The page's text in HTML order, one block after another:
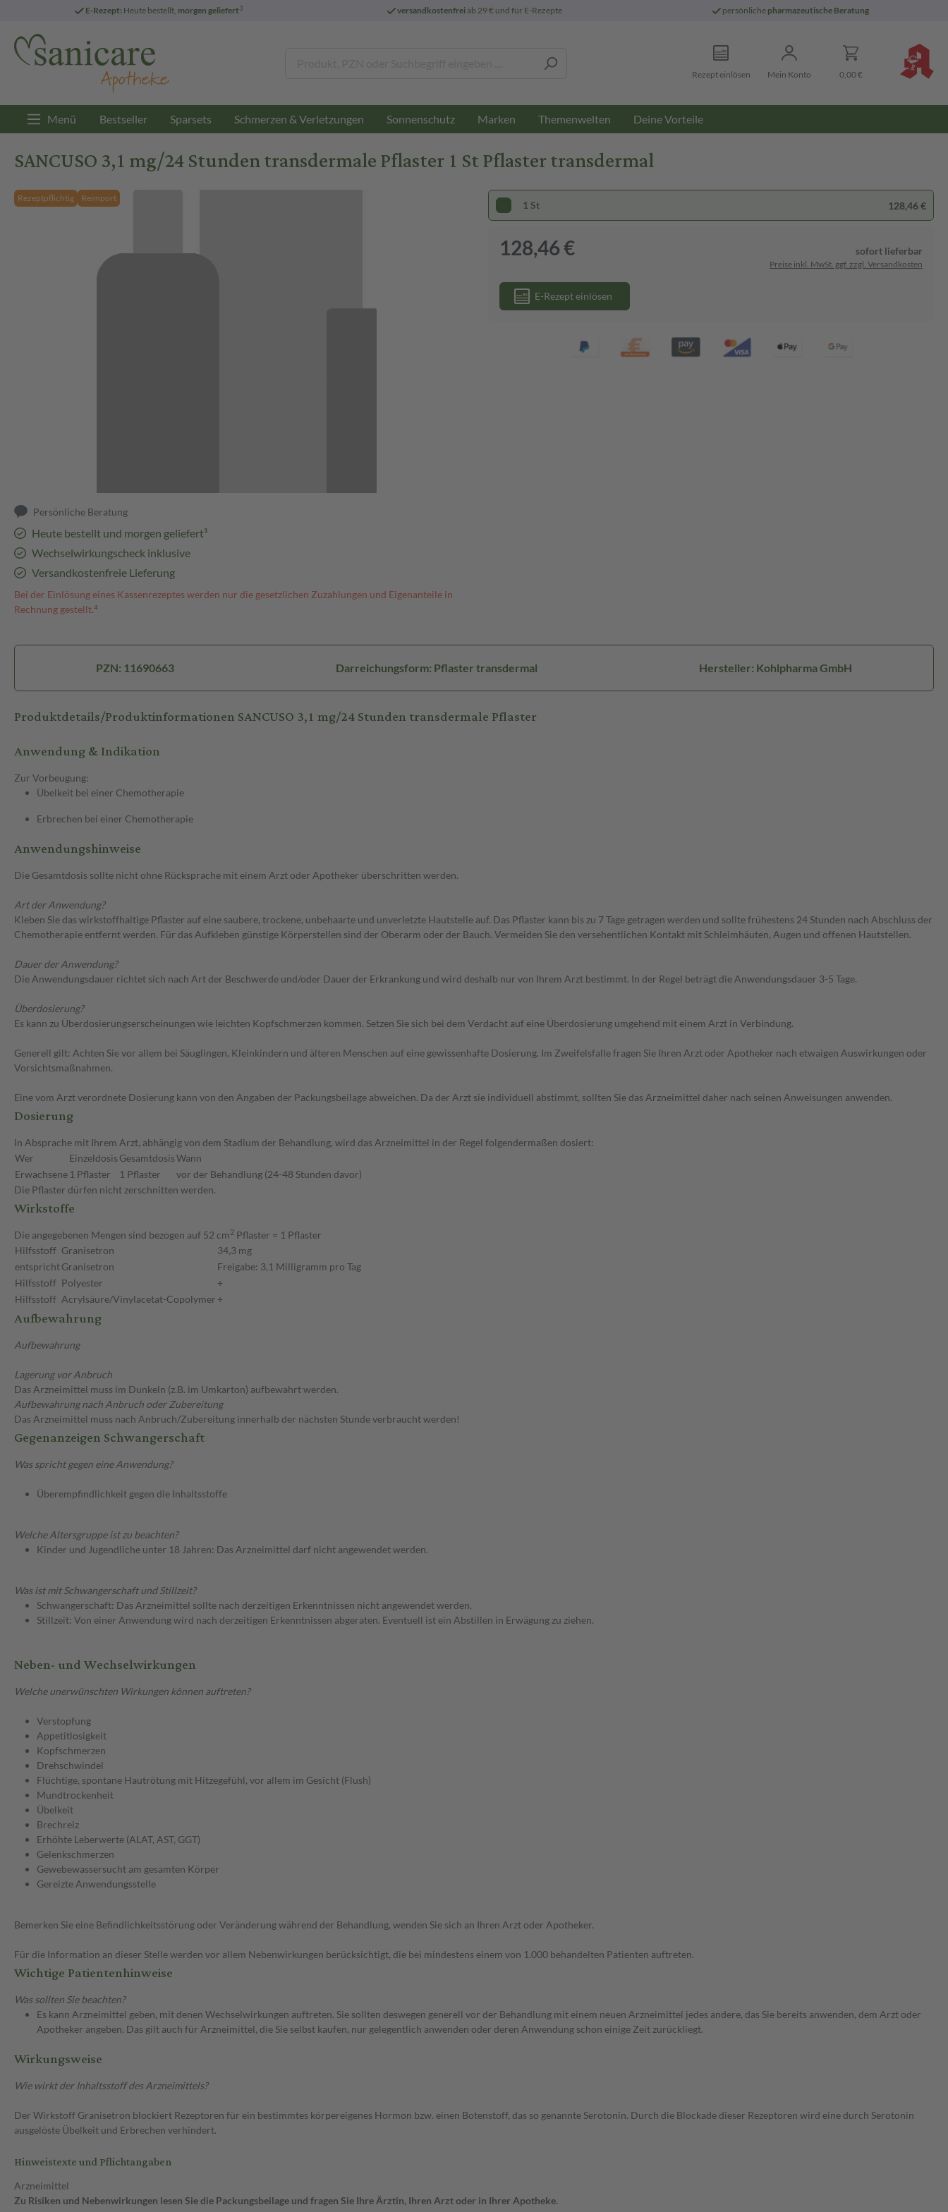
E-Rezept: Heute bestellt, morgen geliefert3 versandkostenfreiab 29 € und für E-Rezepte persönliche pharmazeutische Beratung
Rezept einlösen Mein Konto 0,00 €
Menü Bestseller Sparsets Schmerzen & Verletzungen Sonnenschutz Marken Themenwelten Deine Vorteile
SANCUSO 3,1 mg/24 Stunden transdermale Pflaster 1 St Pflaster transdermal
Rezeptpflichtig Reimport
Persönliche Beratung
Heute bestellt und morgen geliefert³
Wechselwirkungscheck inklusive
Versandkostenfreie Lieferung
Bei der Einlösung eines Kassenrezeptes werden nur die gesetzlichen Zuzahlungen und Eigenanteile in
Rechnung gestellt.⁴
1 St 128,46 €
128,46 € sofort lieferbar
Preise inkl. MwSt. ggf. zzgl. Versandkosten
E-Rezept einlösen
PZN: 11690663 Darreichungsform: Pflaster transdermal Hersteller: Kohlpharma GmbH
Produktdetails/Produktinformationen SANCUSO 3,1 mg/24 Stunden transdermale Pflaster
Anwendung & Indikation
Zur Vorbeugung:
Übelkeit bei einer Chemotherapie
Erbrechen bei einer Chemotherapie
Anwendungshinweise
Die Gesamtdosis sollte nicht ohne Rücksprache mit einem Arzt oder Apotheker überschritten werden.
Art der Anwendung?
Kleben Sie das wirkstoffhaltige Pflaster auf eine saubere, trockene, unbehaarte und unverletzte Hautstelle auf. Das Pflaster kann bis zu 7 Tage getragen werden und sollte frühestens 24 Stunden nach Abschluss der
Chemotherapie entfernt werden. Für das Aufkleben günstige Körperstellen sind der Oberarm oder der Bauch. Vermeiden Sie den versehentlichen Kontakt mit Schleimhäuten, Augen und offenen Hautstellen.
Dauer der Anwendung?
Die Anwendungsdauer richtet sich nach Art der Beschwerde und/oder Dauer der Erkrankung und wird deshalb nur von Ihrem Arzt bestimmt. In der Regel beträgt die Anwendungsdauer 3-5 Tage.
Überdosierung?
Es kann zu Überdosierungserscheinungen wie leichten Kopfschmerzen kommen. Setzen Sie sich bei dem Verdacht auf eine Überdosierung umgehend mit einem Arzt in Verbindung.
Generell gilt: Achten Sie vor allem bei Säuglingen, Kleinkindern und älteren Menschen auf eine gewissenhafte Dosierung. Im Zweifelsfalle fragen Sie Ihren Arzt oder Apotheker nach etwaigen Auswirkungen oder
Vorsichtsmaßnahmen.
Eine vom Arzt verordnete Dosierung kann von den Angaben der Packungsbeilage abweichen. Da der Arzt sie individuell abstimmt, sollten Sie das Arzneimittel daher nach seinen Anweisungen anwenden.
Dosierung
In Absprache mit Ihrem Arzt, abhängig von dem Stadium der Behandlung, wird das Arzneimittel in der Regel folgendermaßen dosiert:
Wer
Einzeldosis GesamtdosisWann
Erwachsene 1 Pflaster 1 Pflaster
vor der Behandlung (24-48 Stunden davor)
Die Pflaster dürfen nicht zerschnitten werden.
Wirkstoffe
Die angegebenen Mengen sind bezogen auf 52 cm2 Pflaster = 1 Pflaster
Hilfsstoff Granisetron
34,3 mg
entsprichtGranisetron
Freigabe: 3,1 Milligramm pro Tag
Hilfsstoff Polyester
+
Hilfsstoff Acrylsäure/Vinylacetat-Copolymer +
Aufbewahrung
Aufbewahrung
Lagerung vor Anbruch
Das Arzneimittel muss im Dunkeln (z.B. im Umkarton) aufbewahrt werden.
Aufbewahrung nach Anbruch oder Zubereitung
Das Arzneimittel muss nach Anbruch/Zubereitung innerhalb der nächsten Stunde verbraucht werden!
Gegenanzeigen Schwangerschaft
Was spricht gegen eine Anwendung?
Überempfindlichkeit gegen die Inhaltsstoffe
Welche Altersgruppe ist zu beachten?
Kinder und Jugendliche unter 18 Jahren: Das Arzneimittel darf nicht angewendet werden.
Was ist mit Schwangerschaft und Stillzeit?
Schwangerschaft: Das Arzneimittel sollte nach derzeitigen Erkenntnissen nicht angewendet werden.
Stillzeit: Von einer Anwendung wird nach derzeitigen Erkenntnissen abgeraten. Eventuell ist ein Abstillen in Erwägung zu ziehen.
Neben- und Wechselwirkungen
Welche unerwünschten Wirkungen können auftreten?
Verstopfung
Appetitlosigkeit
Kopfschmerzen
Drehschwindel
Flüchtige, spontane Hautrötung mit Hitzegefühl, vor allem im Gesicht (Flush)
Mundtrockenheit
Übelkeit
Brechreiz
Erhöhte Leberwerte (ALAT, AST, GGT)
Gelenkschmerzen
Gewebewassersucht am gesamten Körper
Gereizte Anwendungsstelle
Bemerken Sie eine Befindlichkeitsstörung oder Veränderung während der Behandlung, wenden Sie sich an Ihren Arzt oder Apotheker.
Für die Information an dieser Stelle werden vor allem Nebenwirkungen berücksichtigt, die bei mindestens einem von 1.000 behandelten Patienten auftreten.
Wichtige Patientenhinweise
Was sollten Sie beachten?
Es kann Arzneimittel geben, mit denen Wechselwirkungen auftreten. Sie sollten deswegen generell vor der Behandlung mit einem neuen Arzneimittel jedes andere, das Sie bereits anwenden, dem Arzt oder
Apotheker angeben. Das gilt auch für Arzneimittel, die Sie selbst kaufen, nur gelegentlich anwenden oder deren Anwendung schon einige Zeit zurückliegt.
Wirkungsweise
Wie wirkt der Inhaltsstoff des Arzneimittels?
Der Wirkstoff Granisetron blockiert Rezeptoren für ein bestimmtes körpereigenes Hormon bzw. einen Botenstoff, das so genannte Serotonin. Durch die Blockade dieser Rezeptoren wird eine durch Serotonin
ausgelöste Übelkeit und Erbrechen verhindert.
Hinweistexte und Pflichtangaben
Arzneimittel
Zu Risiken und Nebenwirkungen lesen Sie die Packungsbeilage und fragen Sie Ihre Ärztin, Ihren Arzt oder in Ihrer Apotheke.